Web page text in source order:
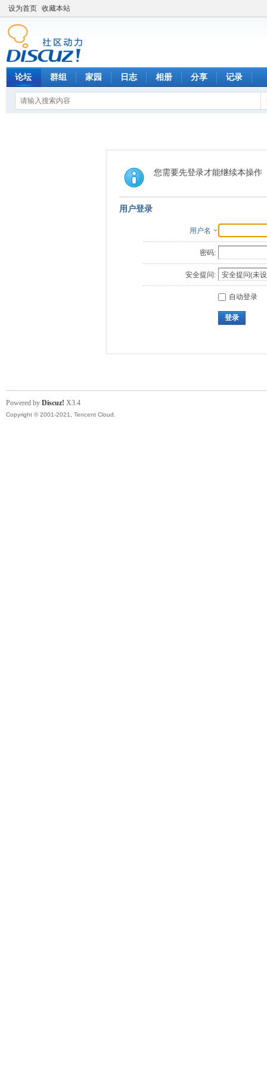
设为首页 收藏本站
论坛 群组 家园 日志 相册 分享 记录
您需要先登录才能继续本操作
用户登录
用户名
密码:
安全提问:
自动登录
登录
Powered by Discuz! X3.4
Copyright © 2001-2021, Tencent Cloud.